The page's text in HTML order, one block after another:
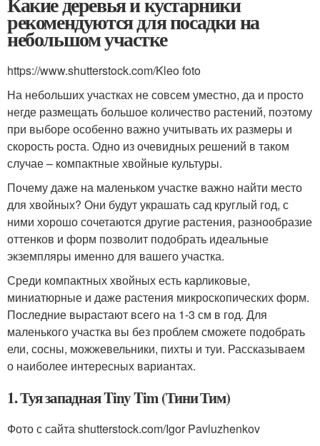
рекомендуются для посадки на
небольшом участке
https://www.shutterstock.com/Kleo foto
На небольших участках не совсем уместно, да и просто
негде размещать большое количество растений, поэтому
при выборе особенно важно учитывать их размеры и
скорость роста. Одно из очевидных решений в таком
случае – компактные хвойные культуры.
Почему даже на маленьком участке важно найти место
для хвойных? Они будут украшать сад круглый год, с
ними хорошо сочетаются другие растения, разнообразие
оттенков и форм позволит подобрать идеальные
экземпляры именно для вашего участка.
Среди компактных хвойных есть карликовые,
миниатюрные и даже растения микроскопических форм.
Последние вырастают всего на 1-3 см в год. Для
маленького участка вы без проблем сможете подобрать
ели, сосны, можжевельники, пихты и туи. Рассказываем
о наиболее интересных вариантах.
1. Туя западная Tiny Tim (Тини Тим)
Фото с сайта shutterstock.com/Igor Pavluzhenkov